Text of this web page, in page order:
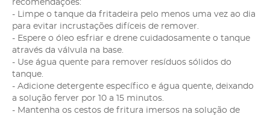
recomendações:
- Limpe o tanque da fritadeira pelo menos uma vez ao dia
para evitar incrustações difíceis de remover.
- Espere o óleo esfriar e drene cuidadosamente o tanque
através da válvula na base.
- Use água quente para remover resíduos sólidos do
tanque.
- Adicione detergente específico e água quente, deixando
a solução ferver por 10 a 15 minutos.
- Mantenha os cestos de fritura imersos na solução de